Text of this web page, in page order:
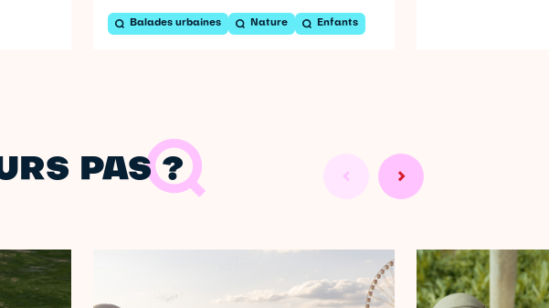
Balades urbaines Nature Enfants
PAS ?